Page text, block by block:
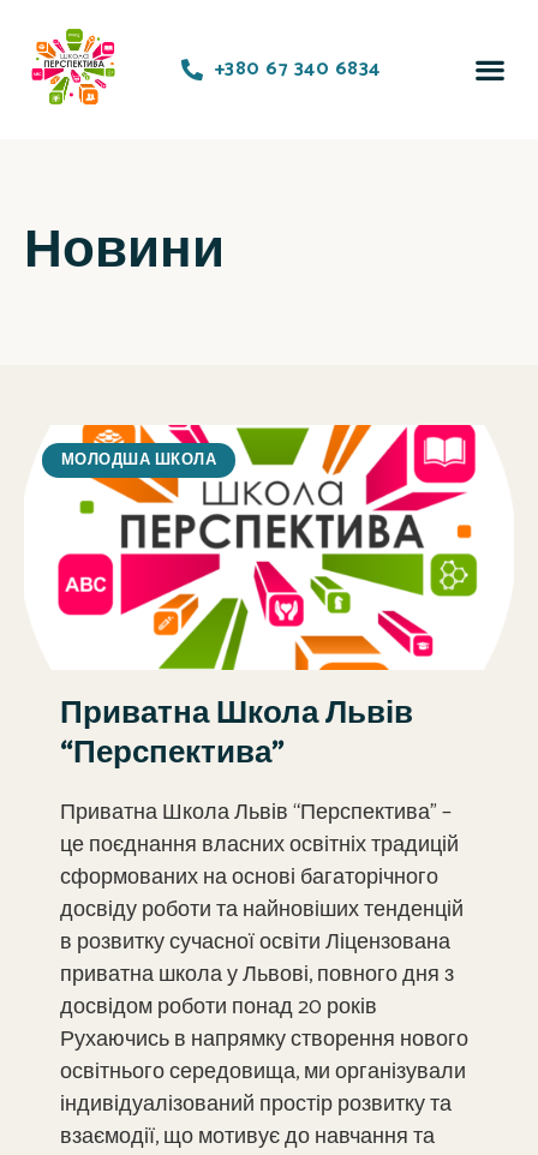
+380 67 340 6834
Новини
МОЛОДША ШКОЛА
Приватна Школа Львів
“Перспектива”
Приватна Школа Львів “Перспектива” –
це поєднання власних освітніх традицій
сформованих на основі багаторічного
досвіду роботи та найновіших тенденцій
в розвитку сучасної освіти Ліцензована
приватна школа у Львові, повного дня з
досвідом роботи понад 20 років
Рухаючись в напрямку створення нового
освітнього середовища, ми організували
індивідуалізований простір розвитку та
взаємодії, що мотивує до навчання та